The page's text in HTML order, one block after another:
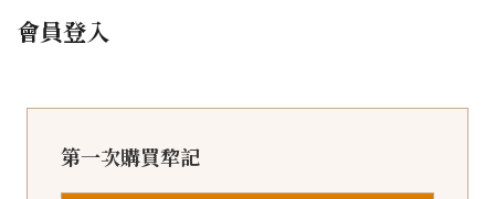
會員登入
第一次購買犂記